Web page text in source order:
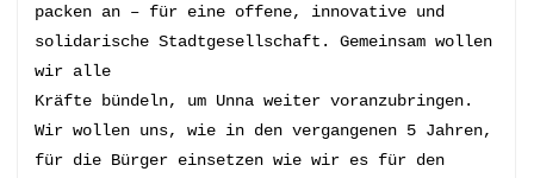
packen an – für eine offene, innovative und
solidarische Stadtgesellschaft. Gemeinsam wollen
wir alle
Kräfte bündeln, um Unna weiter voranzubringen.
Wir wollen uns, wie in den vergangenen 5 Jahren,
für die Bürger einsetzen wie wir es für den